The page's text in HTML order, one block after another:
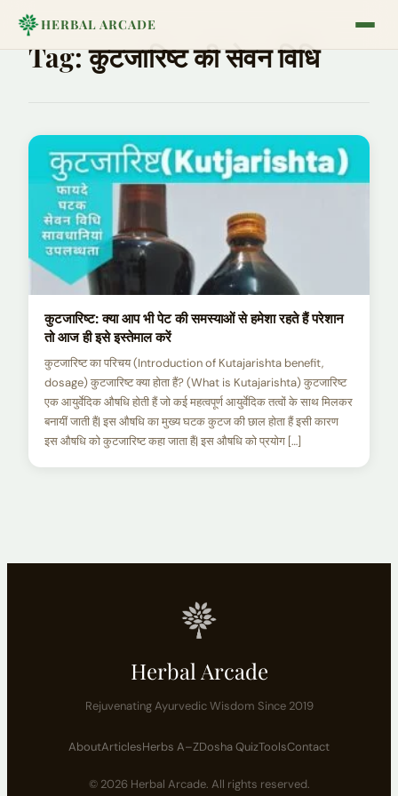
HERBAL ARCADE
Tag:कुटजारिष्ट की सेवन विधि
कुटजारिष्ट: क्या आप भी पेट की समस्याओं से हमेशा रहते हैं परेशान
तो आज ही इसे इस्तेमाल करें
कुटजारिष्ट का परिचय (Introduction of Kutajarishta benefit,
dosage) कुटजारिष्ट क्या होता हैं? (What is Kutajarishta) कुटजारिष्ट
एक आयुर्वेदिक औषधि होती हैं जो कई महत्वपूर्ण आयुर्वेदिक तत्वों के साथ मिलकर
बनायीं जाती हैं| इस औषधि का मुख्य घटक कुटज की छाल होता हैं इसी कारण
इस औषधि को कुटजारिष्ट कहा जाता हैं| इस औषधि को प्रयोग […]
Herbal Arcade
Rejuvenating Ayurvedic Wisdom Since 2019
AboutArticlesHerbs A–ZDosha QuizToolsContact
© 2026 Herbal Arcade. All rights reserved.